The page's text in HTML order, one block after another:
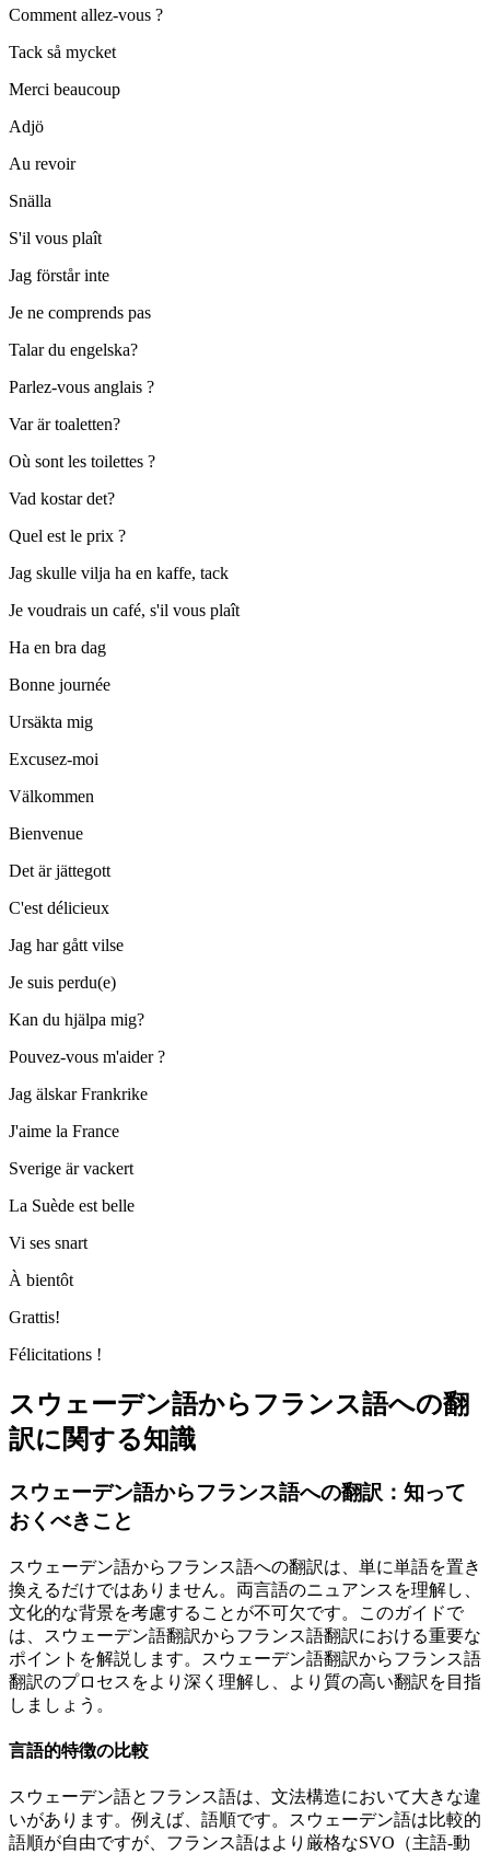
Comment allez-vous ?
Tack så mycket
Merci beaucoup
Adjö
Au revoir
Snälla
S'il vous plaît
Jag förstår inte
Je ne comprends pas
Talar du engelska?
Parlez-vous anglais ?
Var är toaletten?
Où sont les toilettes ?
Vad kostar det?
Quel est le prix ?
Jag skulle vilja ha en kaffe, tack
Je voudrais un café, s'il vous plaît
Ha en bra dag
Bonne journée
Ursäkta mig
Excusez-moi
Välkommen
Bienvenue
Det är jättegott
C'est délicieux
Jag har gått vilse
Je suis perdu(e)
Kan du hjälpa mig?
Pouvez-vous m'aider ?
Jag älskar Frankrike
J'aime la France
Sverige är vackert
La Suède est belle
Vi ses snart
À bientôt
Grattis!
Félicitations !
スウェーデン語からフランス語への翻
訳に関する知識
スウェーデン語からフランス語への翻訳：知って
おくべきこと
スウェーデン語からフランス語への翻訳は、単に単語を置き
換えるだけではありません。両言語のニュアンスを理解し、
文化的な背景を考慮することが不可欠です。このガイドで
は、スウェーデン語翻訳からフランス語翻訳における重要な
ポイントを解説します。スウェーデン語翻訳からフランス語
翻訳のプロセスをより深く理解し、より質の高い翻訳を目指
しましょう。
言語的特徴の比較
スウェーデン語とフランス語は、文法構造において大きな違
いがあります。例えば、語順です。スウェーデン語は比較的
語順が自由ですが、フランス語はより厳格なSVO（主語-動